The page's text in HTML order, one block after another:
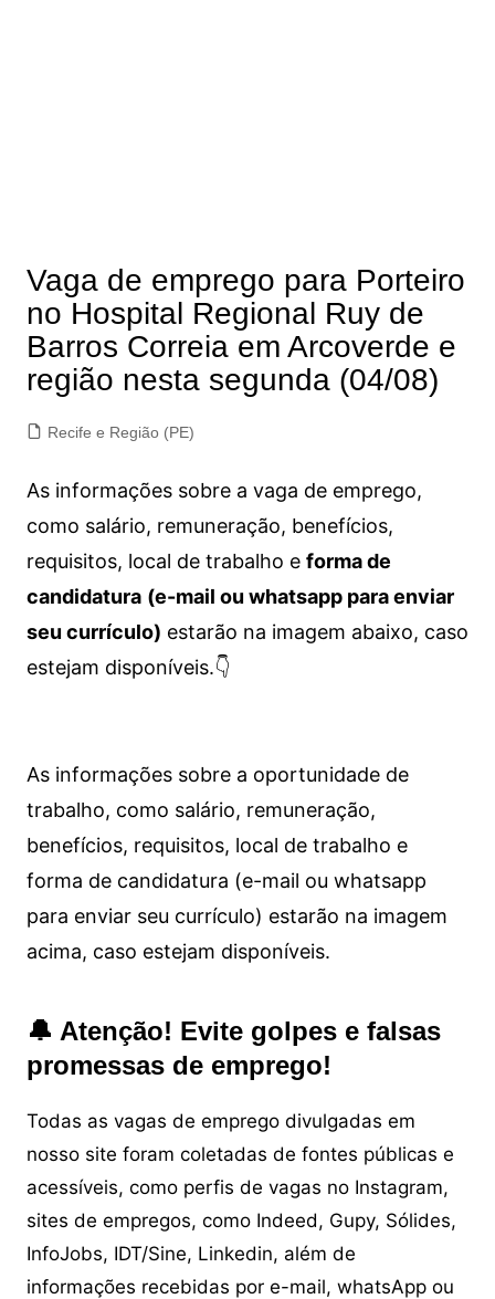
Vaga de emprego para Porteiro
no Hospital Regional Ruy de
Barros Correia em Arcoverde e
região nesta segunda (04/08)
Recife e Região (PE)
As informações sobre a vaga de emprego,
como salário, remuneração, benefícios,
requisitos, local de trabalho e forma de
candidatura (e-mail ou whatsapp para enviar
seu currículo) estarão na imagem abaixo, caso
estejam disponíveis.👇
As informações sobre a oportunidade de
trabalho, como salário, remuneração,
benefícios, requisitos, local de trabalho e
forma de candidatura (e-mail ou whatsapp
para enviar seu currículo) estarão na imagem
acima, caso estejam disponíveis.
🔔 Atenção! Evite golpes e falsas
promessas de emprego!
Todas as vagas de emprego divulgadas em
nosso site foram coletadas de fontes públicas e
acessíveis, como perfis de vagas no Instagram,
sites de empregos, como Indeed, Gupy, Sólides,
InfoJobs, IDT/Sine, Linkedin, além de
informações recebidas por e-mail, whatsApp ou